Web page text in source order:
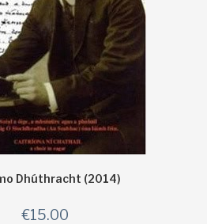
Dhúthracht (2014)
€15.00